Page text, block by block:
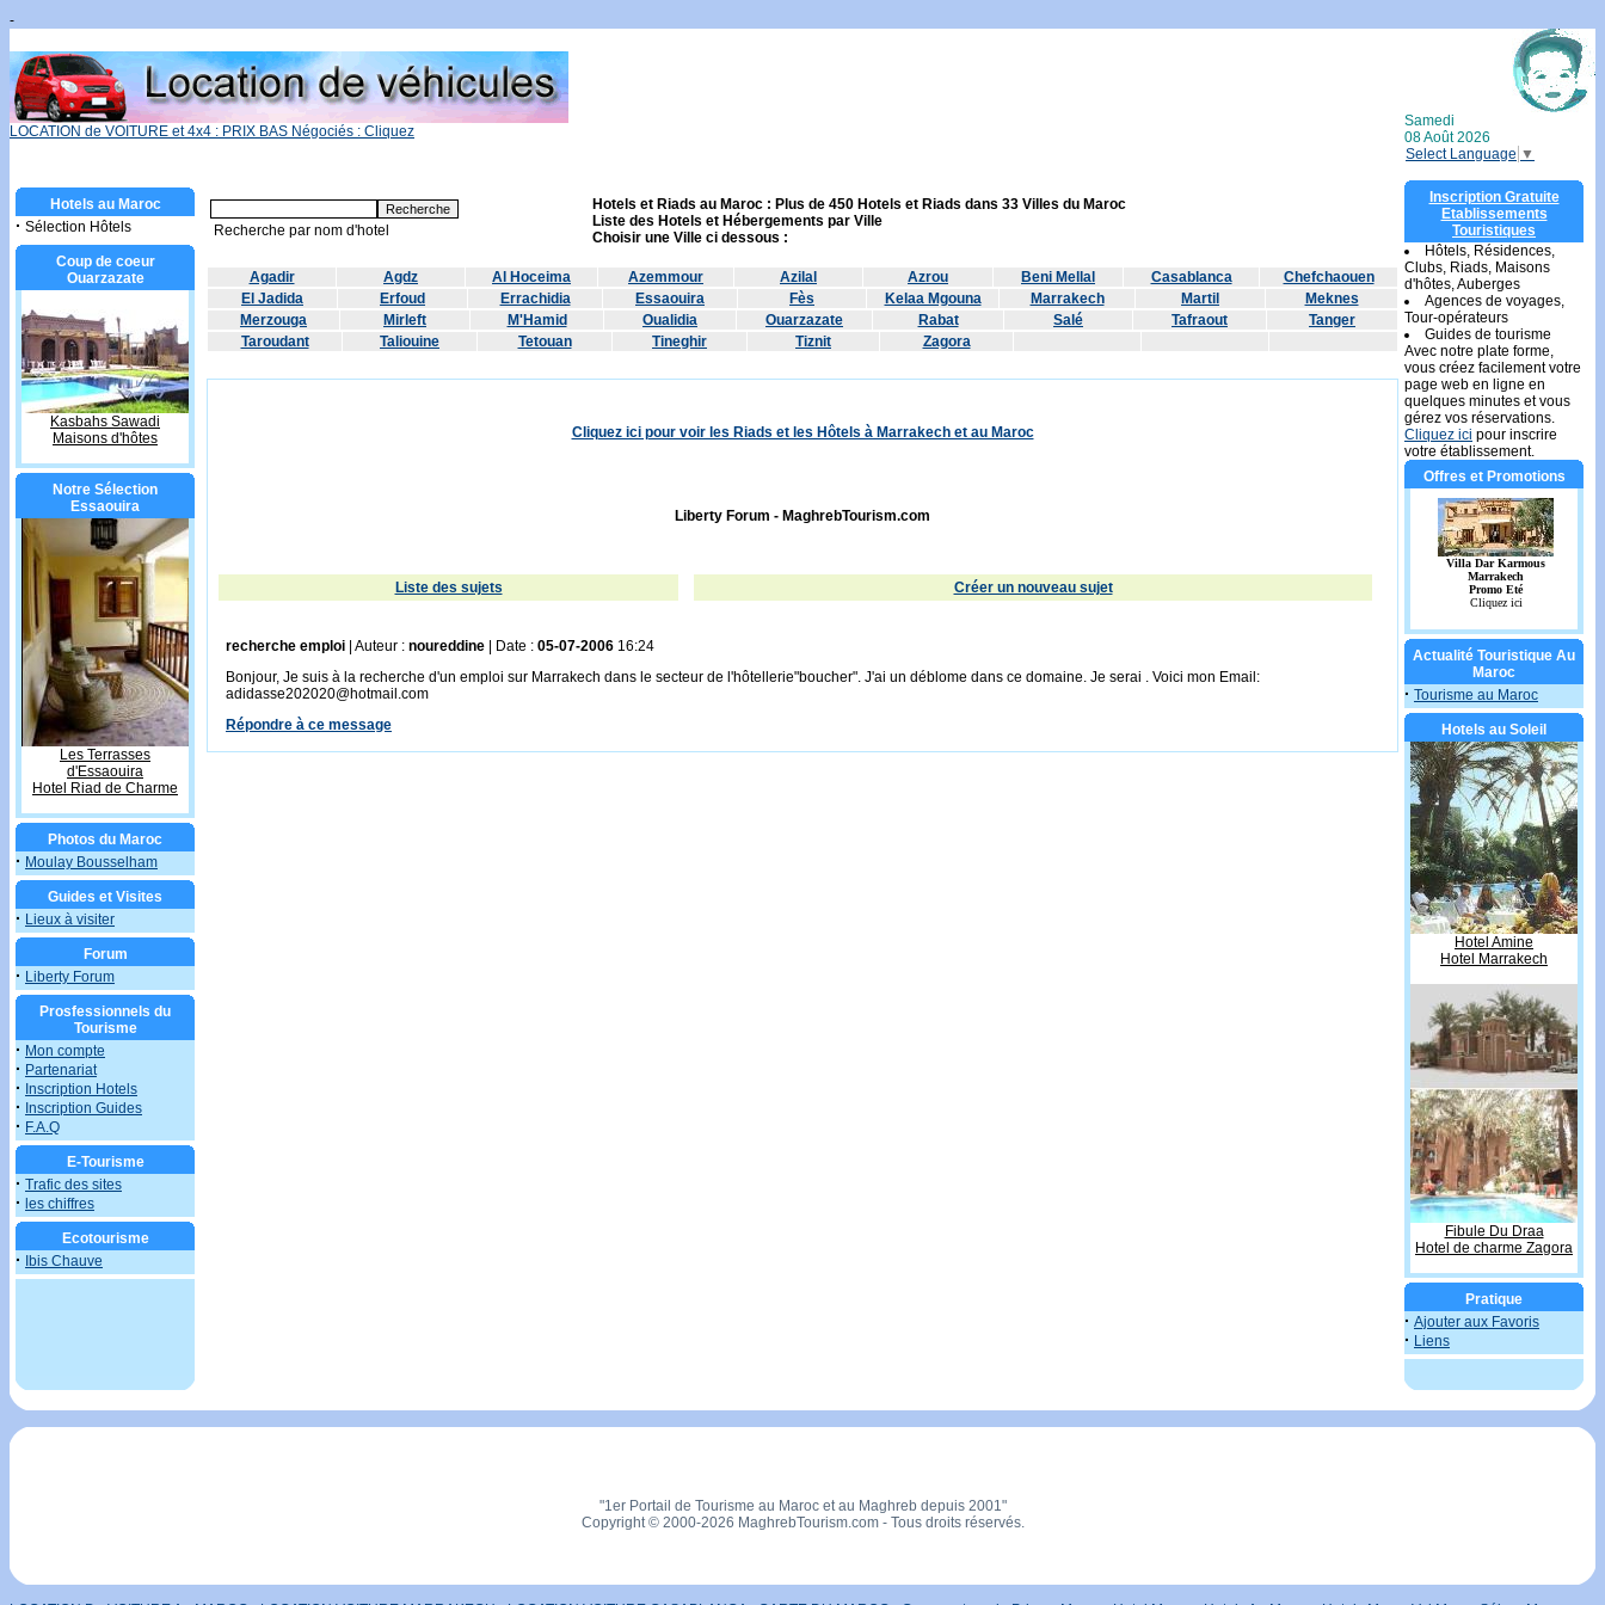
-
LOCATION de VOITURE et 4x4 : PRIX BAS Négociés : Cliquez
Samedi
08 Août 2026
Select Language ▼
Hotels au Maroc
· Sélection Hôtels
Coup de coeur
Ouarzazate
Kasbahs Sawadi
Maisons d'hôtes
Notre Sélection
Essaouira
Les Terrasses
d'Essaouira
Hotel Riad de Charme
Photos du Maroc
· Moulay Bousselham
Guides et Visites
· Lieux à visiter
Forum
· Liberty Forum
Prosfessionnels du
Tourisme
· Mon compte
· Partenariat
· Inscription Hotels
· Inscription Guides
· F.A.Q
E-Tourisme
· Trafic des sites
· les chiffres
Ecotourisme
· Ibis Chauve
Recherche par nom d'hotel
Hotels et Riads au Maroc : Plus de 450 Hotels et Riads dans 33 Villes du Maroc
Liste des Hotels et Hébergements par Ville
Choisir une Ville ci dessous :
Agadir Agdz Al Hoceima Azemmour Azilal Azrou Beni Mellal Casablanca
Chefchaouen
El Jadida
Erfoud Errachidia Essaouira Fès Kelaa Mgouna Marrakech Martil
Meknes
Merzouga
Mirleft M'Hamid Oualidia Ouarzazate Rabat Salé Tafraout
Tanger
Taroudant
Taliouine Tetouan Tineghir Tiznit Zagora
Cliquez ici pour voir les Riads et les Hôtels à Marrakech et au Maroc
Liberty Forum - MaghrebTourism.com
Liste des sujets Créer un nouveau sujet
recherche emploi | Auteur : noureddine | Date : 05-07-2006 16:24
Bonjour, Je suis à la recherche d'un emploi sur Marrakech dans le secteur de l'hôtellerie"boucher". J'ai un déblome dans ce domaine. Je serai . Voici mon Email:
adidasse202020@hotmail.com
Répondre à ce message
Inscription Gratuite
Etablissements
Touristiques
Hôtels, Résidences,
Clubs, Riads, Maisons
d'hôtes, Auberges
Agences de voyages,
Tour-opérateurs
Guides de tourisme
Avec notre plate forme,
vous créez facilement votre
page web en ligne en
quelques minutes et vous
gérez vos réservations.
Cliquez ici pour inscrire
votre établissement.
Offres et Promotions
Actualité Touristique Au
Maroc
· Tourisme au Maroc
Hotels au Soleil
Hotel Amine
Hotel Marrakech
Fibule Du Draa
Hotel de charme Zagora
Pratique
· Ajouter aux Favoris
· Liens
"1er Portail de Tourisme au Maroc et au Maghreb depuis 2001"
Copyright © 2000-2026 MaghrebTourism.com - Tous droits réservés.